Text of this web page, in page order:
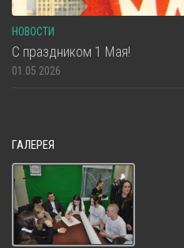
НОВОСТИ
С праздником 1 Мая!
01.05.2026
ГАЛЕРЕЯ